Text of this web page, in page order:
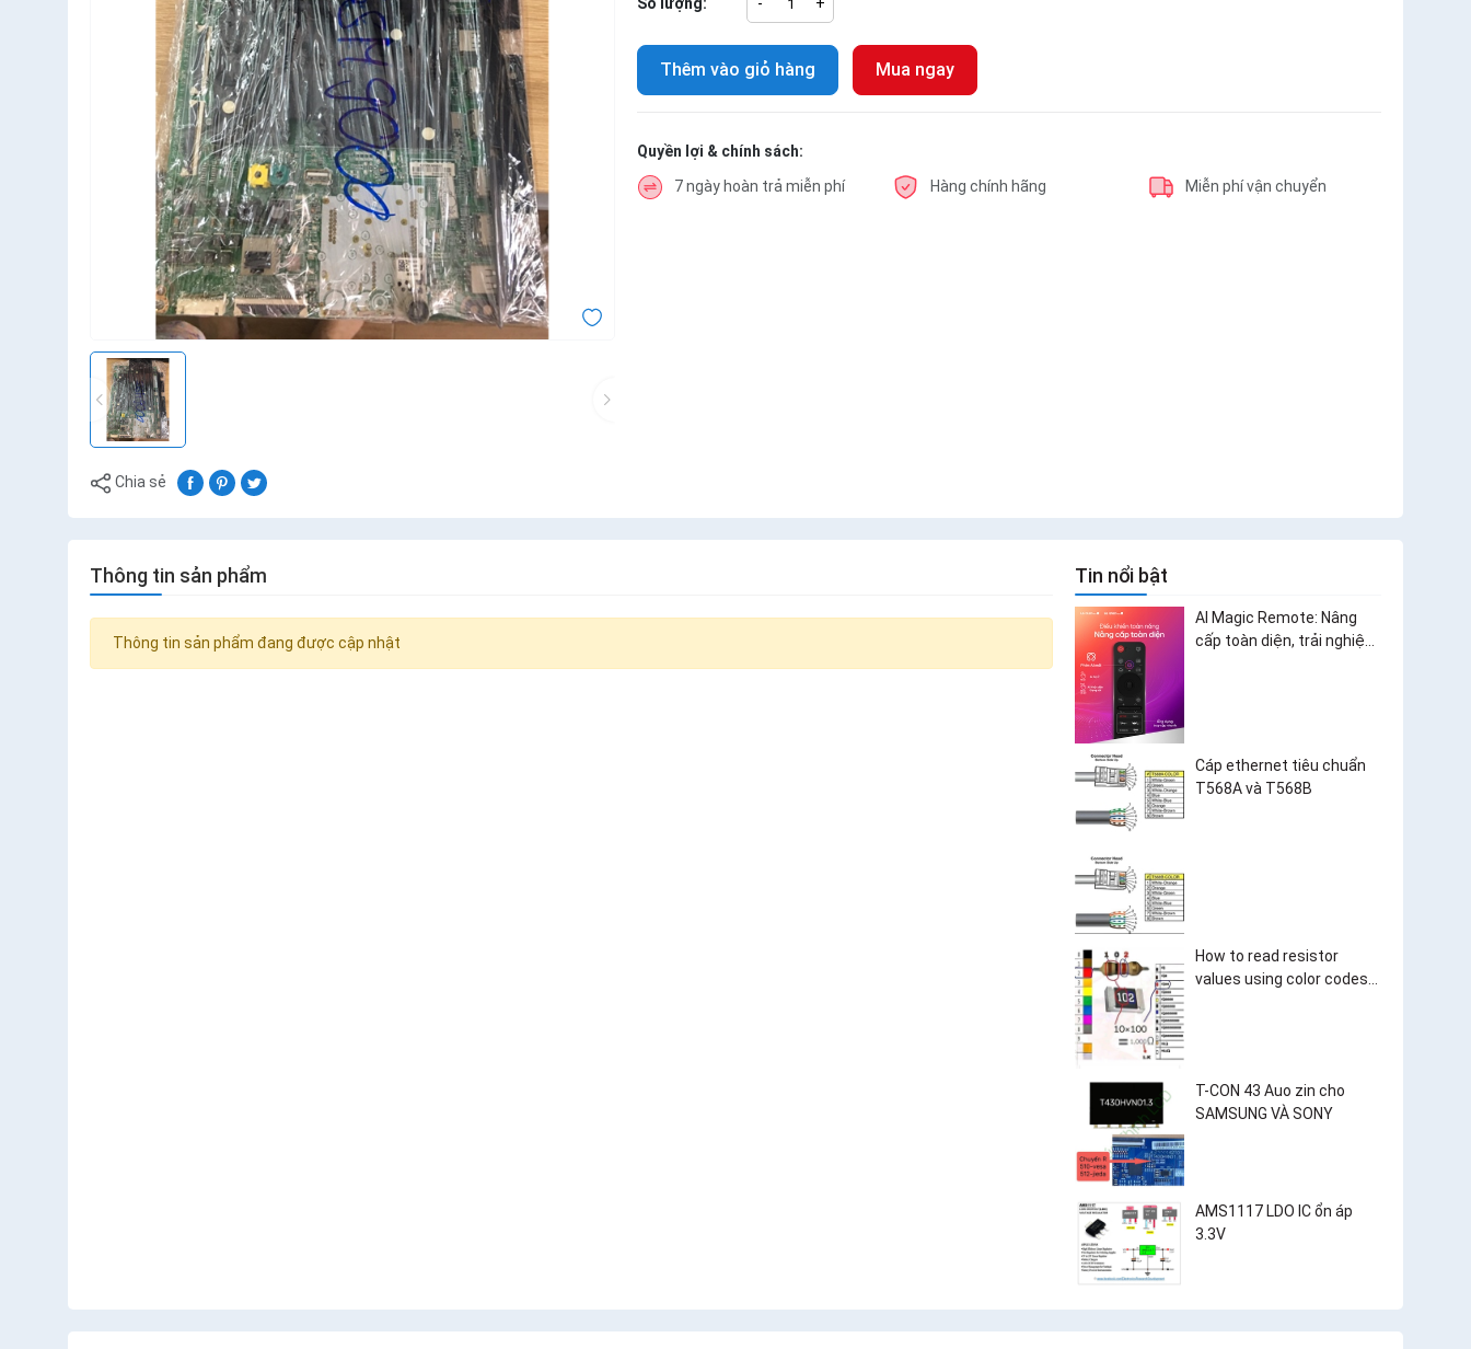
Chia sẻ
Thêm vào giỏ hàng Mua ngay
Quyền lợi & chính sách:
7 ngày hoàn trả miễn phí Hàng chính hãng Miễn phí vận chuyển
Thông tin sản phẩm
Thông tin sản phẩm đang được cập nhật
Tin nổi bật
AI Magic Remote: Nâng
cấp toàn diện, trải nghiệm
Cáp ethernet tiêu chuẩn
T568A và T568B
How to read resistor
values using color codes
T-CON 43 Auo zin cho
SAMSUNG VÀ SONY
AMS1117 LDO IC ổn áp
3.3V